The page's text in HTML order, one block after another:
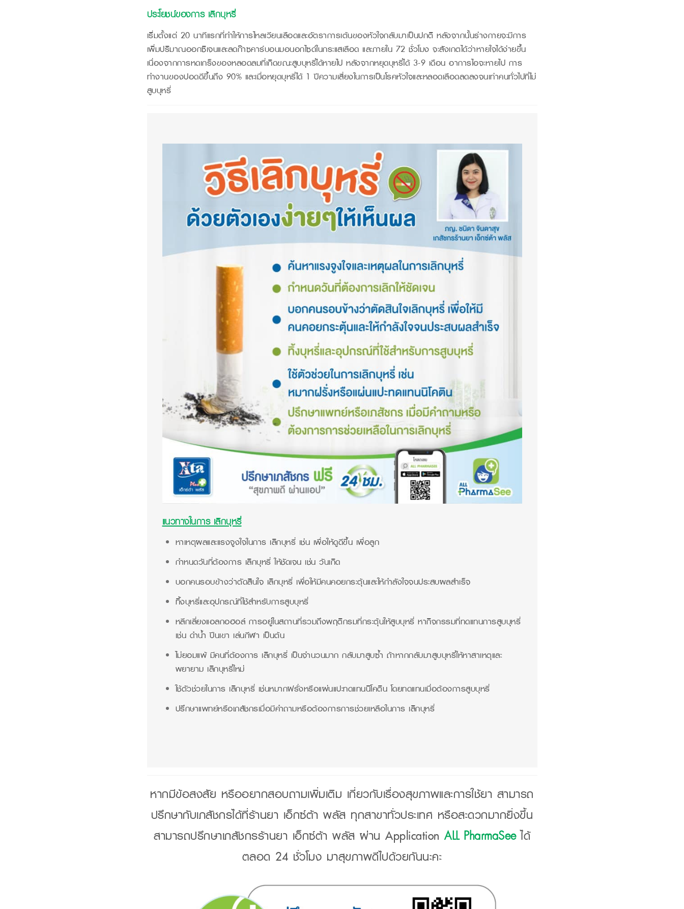
ประโยชน์ของการ เลิกบุหรี่
เริ่มตั้งแต่ 20 นาทีแรกที่ทำให้การไหลเวียนเลือดและอัตราการเต้นของหัวใจกลับมาเป็นปกติ หลังจากนั้นร่างกายจะมีการ
เพิ่มปริมาณออกซิเจนและลดก๊าซคาร์บอนมอนอกไซด์ในกระแสเลือด และภายใน 72 ชั่วโมง จะสังเกตได้ว่าหายใจได้ง่ายขึ้น
เนื่องจากการหดเกร็งของหลอดลมที่เกิดขณะสูบบุหรี่ได้หายไป หลังจากหยุดบุหรี่ได้ 3-9 เดือน อาการไอจะหายไป การ
ทำงานของปอดดีขึ้นถึง 90% และเมื่อหยุดบุหรี่ได้ 1 ปีความเสี่ยงในการเป็นโรคหัวใจและหลอดเลือดลดลงจนเท่าคนทั่วไปที่ไม่
สูบบุหรี่
แนวทางในการ เลิกบุหรี่
หาเหตุผลและแรงจูงใจในการ เลิกบุหรี่ เช่น เพื่อให้ดูดีขึ้น เพื่อลูก
กำหนดวันที่ต้องการ เลิกบุหรี่ ให้ชัดเจน เช่น วันเกิด
บอกคนรอบข้างว่าตัดสินใจ เลิกบุหรี่ เพื่อให้มีคนคอยกระตุ้นและให้กำลังใจจนประสบผลสำเร็จ
ทิ้งบุหรี่และอุปกรณ์ที่ใช้สำหรับการสูบบุหรี่
หลีกเลี่ยงแอลกอฮอล์ การอยู่ในสถานที่รวมถึงพฤติกรมที่กระตุ้นให้สูบบุหรี่ หากิจกรรมที่ทดแทนการสูบบุหรี่
เช่น ดำน้ำ ปีนเขา เล่นกีฬา เป็นต้น
ไม่ยอมแพ้ มีคนที่ต้องการ เลิกบุหรี่ เป็นจำนวนมาก กลับมาสูบซ้ำ ถ้าหากกลับมาสูบบุหรี่ให้หาสาเหตุและ
พยายาม เลิกบุหรี่ใหม่
ใช้ตัวช่วยในการ เลิกบุหรี่ เช่นหมากฝรั่งหรือแผ่นแปะทดแทนนิโคติน โดยทดแทนเมื่อต้องการสูบบุหรี่
ปรึกษาแพทย์หรือเภสัชกรเมื่อมีคำถามหรือต้องการการช่วยเหลือในการ เลิกบุหรี่
หากมีข้อสงสัย หรืออยากสอบถามเพิ่มเติม เกี่ยวกับเรื่องสุขภาพและการใช้ยา สามารถ
ปรึกษากับเภสัชกรได้ที่ร้านยา เอ็กซ์ต้า พลัส ทุกสาขาทั่วประเทศ หรือสะดวกมากยิ่งขึ้น
สามารถปรึกษาเภสัชกรร้านยา เอ็กซ์ต้า พลัส ผ่าน ApplicationALL PharmaSeeได้
ตลอด 24 ชั่วโมง มาสุขภาพดีไปด้วยกันนะคะ